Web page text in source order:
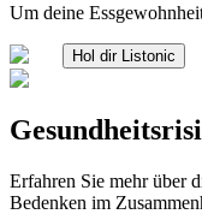
Um deine
Hol dir Listonic
Erfahren Sie mehr über
Bedenken im